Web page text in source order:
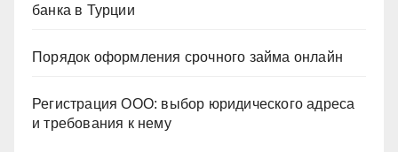
банка в Турции
Порядок оформления срочного займа онлайн
Регистрация ООО: выбор юридического адреса
и требования к нему